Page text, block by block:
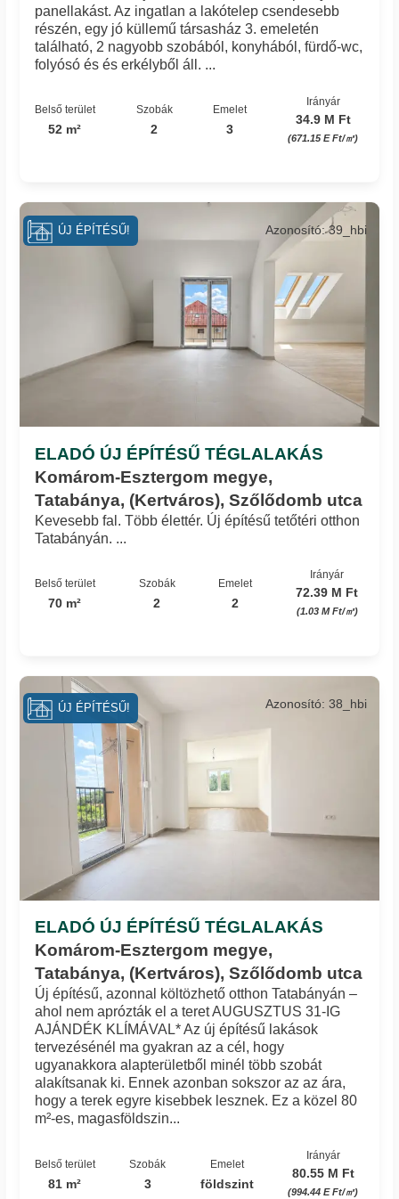
panellakást. Az ingatlan a lakótelep csendesebb
részén, egy jó küllemű társasház 3. emeletén
található, 2 nagyobb szobából, konyhából, fürdő-wc,
folyósó és és erkélyből áll. ...
Belső terület
52 m²
Szobák
2
Emelet
3
Irányár
34.9 M Ft
(671.15 E Ft/㎡)
ELADÓ ÚJ ÉPÍTÉSŰ TÉGLALAKÁS
Komárom-Esztergom megye,
Tatabánya, (Kertváros), Szőlődomb utca
Azonosító: 39_hbi
Kevesebb fal. Több élettér. Új építésű tetőtéri otthon
Tatabányán. ...
Belső terület
70 m²
Szobák
2
Emelet
2
Irányár
72.39 M Ft
(1.03 M Ft/㎡)
ÚJ ÉPÍTÉSŰ!
ELADÓ ÚJ ÉPÍTÉSŰ TÉGLALAKÁS
Komárom-Esztergom megye,
Tatabánya, (Kertváros), Szőlődomb utca
Azonosító: 38_hbi
Új építésű, azonnal költözhető otthon Tatabányán –
ahol nem aprózták el a teret AUGUSZTUS 31-IG
AJÁNDÉK KLÍMÁVAL* Az új építésű lakások
tervezésénél ma gyakran az a cél, hogy
ugyanakkora alapterületből minél több szobát
alakítsanak ki. Ennek azonban sokszor az az ára,
hogy a terek egyre kisebbek lesznek. Ez a közel 80
m²-es, magasföldszin...
Belső terület
81 m²
Szobák
3
Emelet
földszint
Irányár
80.55 M Ft
(994.44 E Ft/㎡)
ÚJ ÉPÍTÉSŰ!